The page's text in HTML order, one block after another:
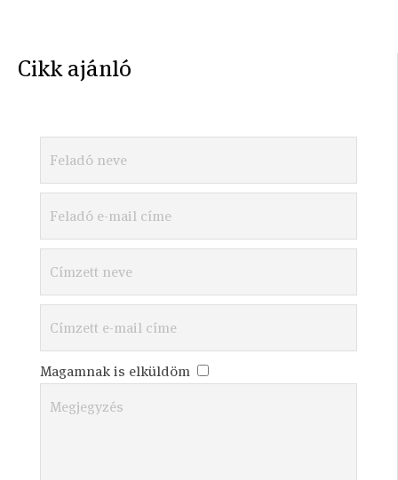
Cikk ajánló
Magamnak is elküldöm